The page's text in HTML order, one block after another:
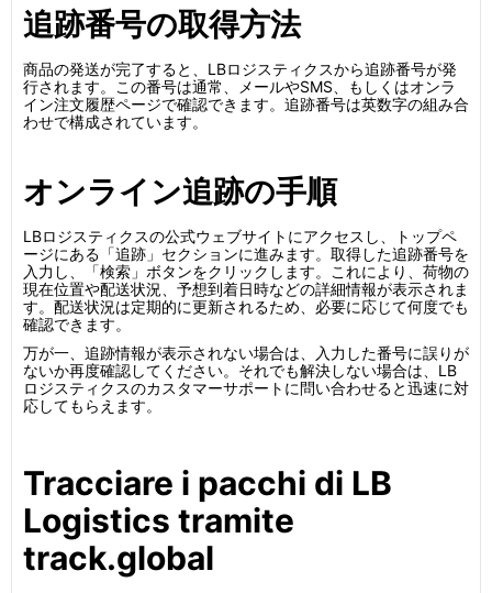
追跡番号の取得方法
商品の発送が完了すると、LBロジスティクスから追跡番号が発
行されます。この番号は通常、メールやSMS、もしくはオンラ
イン注文履歴ページで確認できます。追跡番号は英数字の組み合
わせで構成されています。
オンライン追跡の手順
LBロジスティクスの公式ウェブサイトにアクセスし、トップペ
ージにある「追跡」セクションに進みます。取得した追跡番号を
入力し、「検索」ボタンをクリックします。これにより、荷物の
現在位置や配送状況、予想到着日時などの詳細情報が表示されま
す。配送状況は定期的に更新されるため、必要に応じて何度でも
確認できます。
万が一、追跡情報が表示されない場合は、入力した番号に誤りが
ないか再度確認してください。それでも解決しない場合は、LB
ロジスティクスのカスタマーサポートに問い合わせると迅速に対
応してもらえます。
Tracciare i pacchi di LB
Logistics tramite
track.global